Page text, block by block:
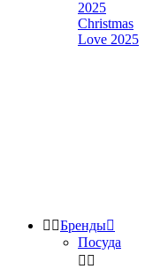
2025
Christmas
Love 2025
 Бренды
Посуда
 